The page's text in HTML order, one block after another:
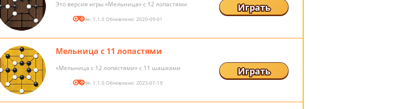
Это версия игры «Мельница» с 12 лопастями
Версия: 1.1.0 Обновлено: 2020-09-01
Играть
Мельница с 11 лопастями
«Мельница с 12 лопастями» с 11 шашками
Версия: 1.1.0 Обновлено: 2023-07-19
Играть